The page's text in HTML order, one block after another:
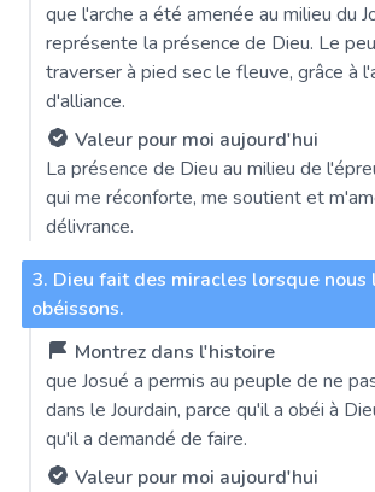
que l'arche a été amenée au milieu du
représente la présence de Dieu. Le
traverser à pied sec le fleuve, grâce à
d'alliance.
Valeur pour moi aujourd'hui
La présence de Dieu au milieu de
qui me réconforte, me soutient et
délivrance.
3. Dieu fait des miracles lorsque nous
obéissons.
Montrez dans l'histoire
que Josué a permis au peuple de ne
dans le Jourdain, parce qu'il a obéi à
qu'il a demandé de faire.
Valeur pour moi aujourd'hui